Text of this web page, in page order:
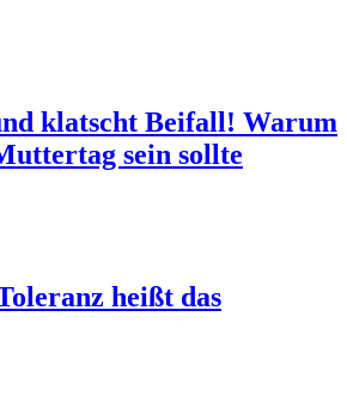
klatscht Beifall! Warum
sein sollte
heißt das